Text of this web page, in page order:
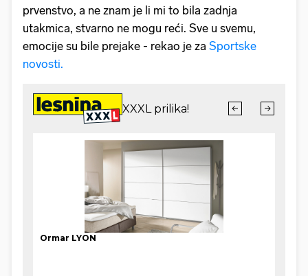
prvenstvo, a ne znam je li mi to bila zadnja
utakmica, stvarno ne mogu reći. Sve u svemu,
emocije su bile prejake - rekao je za Sportske
novosti.